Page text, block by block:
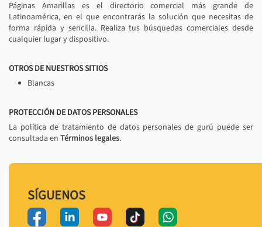
Páginas Amarillas es el directorio comercial más grande de
Latinoamérica, en el que encontrarás la solución que necesitas de
forma rápida y sencilla. Realiza tus búsquedas comerciales desde
cualquier lugar y dispositivo.
OTROS DE NUESTROS SITIOS
Blancas
PROTECCIÓN DE DATOS PERSONALES
La política de tratamiento de datos personales de gurú puede ser
consultada en Términos legales.
SÍGUENOS